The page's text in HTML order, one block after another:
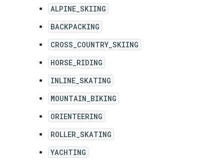
ALPINE_SKIING
BACKPACKING
CROSS_COUNTRY_SKIING
HORSE_RIDING
INLINE_SKATING
MOUNTAIN_BIKING
ORIENTEERING
ROLLER_SKATING
YACHTING